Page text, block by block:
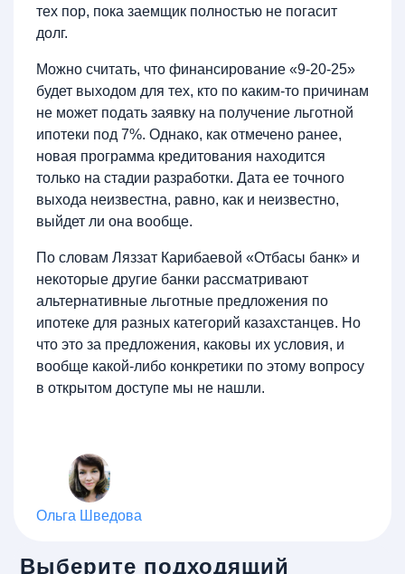
тех пор, пока заемщик полностью не погасит
долг.
Можно считать, что финансирование «9-20-25»
будет выходом для тех, кто по каким-то причинам
не может подать заявку на получение льготной
ипотеки под 7%. Однако, как отмечено ранее,
новая программа кредитования находится
только на стадии разработки. Дата ее точного
выхода неизвестна, равно, как и неизвестно,
выйдет ли она вообще.
По словам Ляззат Карибаевой «Отбасы банк» и
некоторые другие банки рассматривают
альтернативные льготные предложения по
ипотеке для разных категорий казахстанцев. Но
что это за предложения, каковы их условия, и
вообще какой-либо конкретики по этому вопросу
в открытом доступе мы не нашли.
Ольга Шведова
Выберите подходящий